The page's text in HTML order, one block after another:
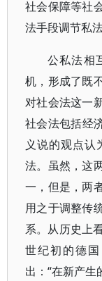
社会保障等社
法手段调节私
公私法相
机，形成了既
对社会法这一
社会法包括经
义说的观点
法。虽然，这
一，但是，两
用之于调整传
系。从历史上
世纪初的德
出：“在新产